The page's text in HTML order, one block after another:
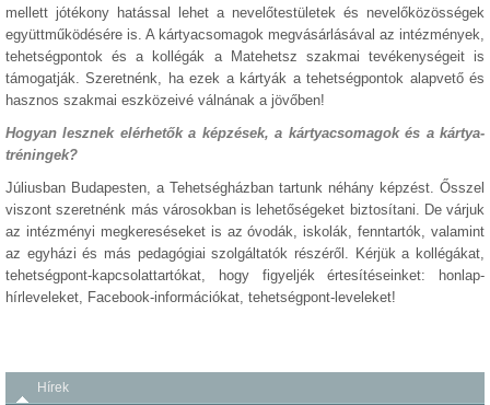
mellett jótékony hatással lehet a nevelőtestületek és nevelőközösségek
együttműködésére is. A kártyacsomagok megvásárlásával az intézmények,
tehetségpontok és a kollégák a Matehetsz szakmai tevékenységeit is
támogatják. Szeretnénk, ha ezek a kártyák a tehetségpontok alapvető és
hasznos szakmai eszközeivé válnának a jövőben!
Hogyan lesznek elérhetők a képzések, a kártyacsomagok és a kártya-
tréningek?
Júliusban Budapesten, a Tehetségházban tartunk néhány képzést. Ősszel
viszont szeretnénk más városokban is lehetőségeket biztosítani. De várjuk
az intézményi megkereséseket is az óvodák, iskolák, fenntartók, valamint
az egyházi és más pedagógiai szolgáltatók részéről. Kérjük a kollégákat,
tehetségpont-kapcsolattartókat, hogy figyeljék értesítéseinket: honlap-
hírleveleket, Facebook-információkat, tehetségpont-leveleket!
Hírek